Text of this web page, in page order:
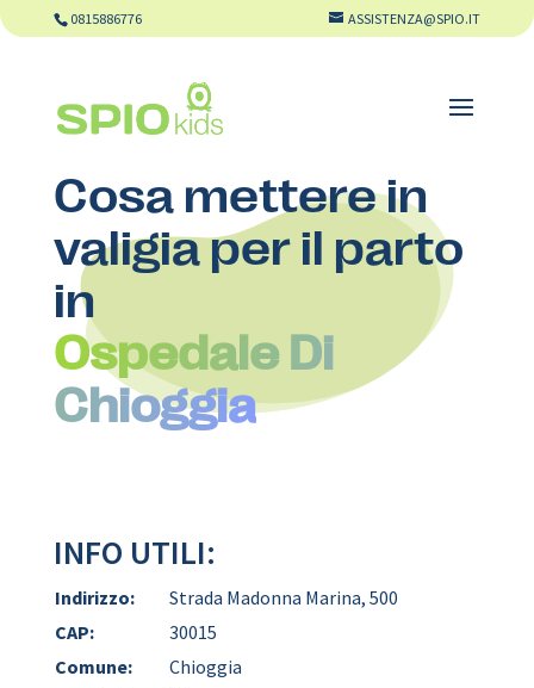
0815886776 ASSISTENZA@SPIO.IT
Cosa mettere in
valigia per il parto
in
Ospedale Di
Chioggia
INFO UTILI:
Indirizzo:
Strada Madonna Marina, 500
CAP:
30015
Comune:
Chioggia